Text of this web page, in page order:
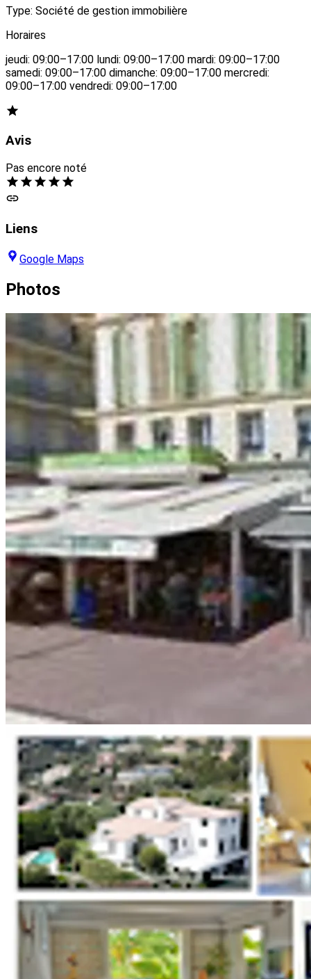
Type: Société de gestion immobilière
Horaires
jeudi: 09:00–17:00 lundi: 09:00–17:00 mardi: 09:00–17:00
samedi: 09:00–17:00 dimanche: 09:00–17:00 mercredi:
09:00–17:00 vendredi: 09:00–17:00
Avis
Pas encore noté
Liens
Google Maps
Photos